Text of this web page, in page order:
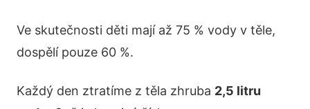
Ve skutečnosti děti mají až 75 % vody v těle,
dospělí pouze 60 %.
Každý den ztratíme z těla zhruba 2,5 litru